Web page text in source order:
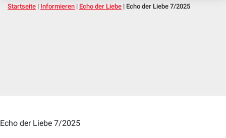
Startseite | Informieren | Echo der Liebe | Echo der Liebe 7/2025
Echo der Liebe 7/2025